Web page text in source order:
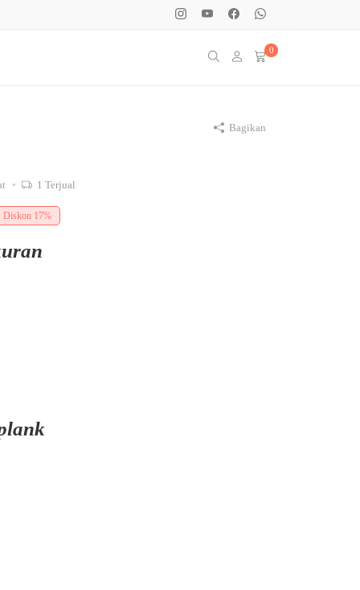
0
1 Terjual
Diskon 17%
Bagikan